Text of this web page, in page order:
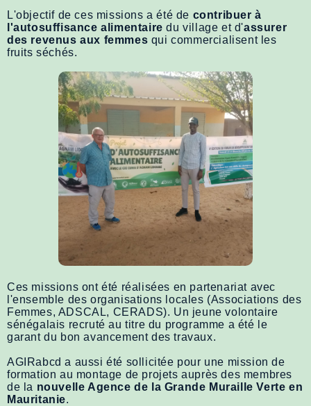
L'objectif de ces missions a été de contribuer à
l'autosuffisance alimentaire du village et d'assurer
des revenus aux femmes qui commercialisent les
fruits séchés.
Ces missions ont été réalisées en partenariat avec
l'ensemble des organisations locales (Associations des
Femmes, ADSCAL, CERADS). Un jeune volontaire
sénégalais recruté au titre du programme a été le
garant du bon avancement des travaux.
AGIRabcd a aussi été sollicitée pour une mission de
formation au montage de projets auprès des membres
de la nouvelle Agence de la Grande Muraille Verte en
Mauritanie.